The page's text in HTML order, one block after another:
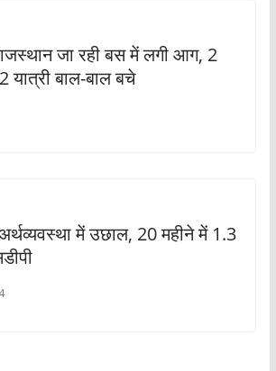
जा रही बस में लगी आग, 2
यात्री बाल-बाल बचे
में उछाल, 20 महीने में 1.3